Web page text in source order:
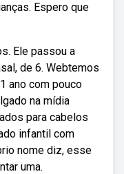
Espero que
Ele passou a
de 6. Webtemos
ano com pouco
na mídia
para cabelos
infantil com
nome diz, esse
uma.